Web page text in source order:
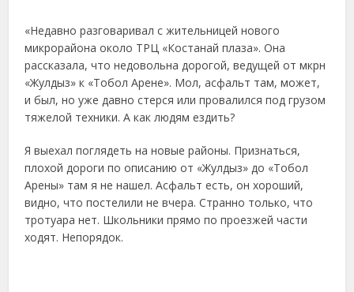
«Недавно разговаривал с жительницей нового
микрорайона около ТРЦ «Костанай плаза». Она
рассказала, что недовольна дорогой, ведущей от мкрн
«Жулдыз» к «Тобол Арене». Мол, асфальт там, может,
и был, но уже давно стерся или провалился под грузом
тяжелой техники. А как людям ездить?
Я выехал поглядеть на новые районы. Признаться,
плохой дороги по описанию от «Жулдыз» до «Тобол
Арены» там я не нашел. Асфальт есть, он хороший,
видно, что постелили не вчера. Странно только, что
тротуара нет. Школьники прямо по проезжей части
ходят. Непорядок.